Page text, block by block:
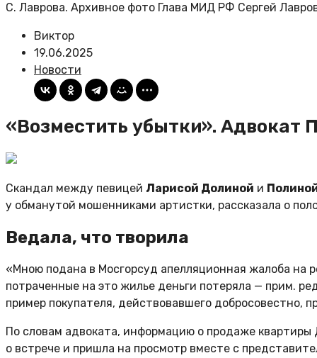
С. Лаврова. Архивное фото Глава МИД РФ Сергей
Виктор
19.06.2025
Новости
«Возместить убытки». Адвокат
Скандал между певицей Ларисой Долиной и
у обманутой мошенниками артистки, рассказала о
Ведала, что творила
«Мною подана в Мосгорсуд апелляционная жалоба на
потраченные на это жилье деньги потеряла — прим.
пример покупателя, действовавшего добросовестно,
По словам адвоката, информацию о продаже
о встрече и пришла на просмотр вместе с